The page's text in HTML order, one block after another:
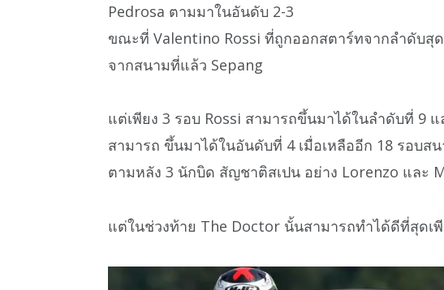
Pedrosa ตามมาในอันดับ 2-3
ขณะที่ Valentino Rossi ที่ถูกออกสตาร์ทจากลำดับ
จากสนามที่แล้ว Sepang
แต่เพียง 3 รอบ Rossi สามารถขึ้นมาได้ในลำดับที่ 9
สามารถ ขึ้นมาได้ในอันดับที่ 4 เมื่อเหลืออีก 18 รอบส
ตามหลัง 3 นักบิด สัญชาติสเปน อย่าง Lorenzo และ
แต่ในช่วงท้าย The Doctor นั้นสามารถทำได้ดีที่สุดเ